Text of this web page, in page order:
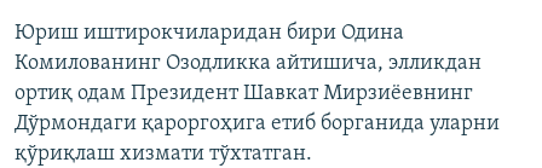
Юриш иштирокчиларидан бири Одина
Комилованинг Озодликка айтишича, элликдан
ортиқ одам Президент Шавкат Мирзиёевнинг
Дўрмондаги қароргоҳига етиб борганида уларни
қўриқлаш хизмати тўхтатган.